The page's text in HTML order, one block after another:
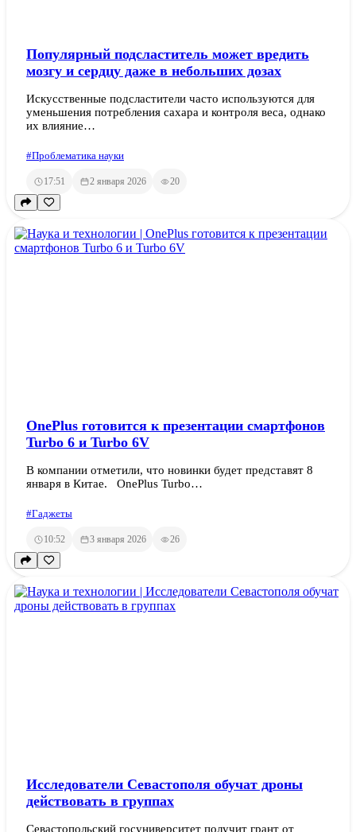
Популярный подсластитель может вредить
мозгу и сердцу даже в небольших дозах
Искусственные подсластители часто используются для
уменьшения потребления сахара и контроля веса, однако
их влияние…
#Проблематика науки
17:51 2 января 2026 20
OnePlus готовится к презентации смартфонов
Turbo 6 и Turbo 6V
В компании отметили, что новинки будет представят 8
января в Китае. OnePlus Turbo…
#Гаджеты
10:52 3 января 2026 26
Исследователи Севастополя обучат дроны
действовать в группах
Севастопольский госуниверситет получит грант от